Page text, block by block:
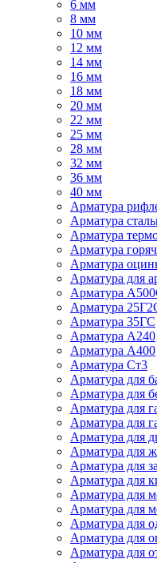
6 мм
8 мм
10 мм
12 мм
14 мм
16 мм
18 мм
20 мм
22 мм
25 мм
28 мм
32 мм
36 мм
40 мм
Арматура
Арматура
Арматура
Арматура
Арматура
Арматура для
Арматура
Арматура
Арматура 35ГС
Арматура А240
Арматура А400
Арматура Ст3
Арматура для
Арматура для
Арматура для
Арматура для
Арматура для
Арматура для
Арматура для
Арматура для
Арматура для
Арматура для
Арматура для
Арматура для
Арматура для